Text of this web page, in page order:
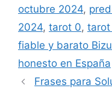
octubre 2024,
2024, tarot 0, tarot
fiable y barato
honesto en España
Frases para